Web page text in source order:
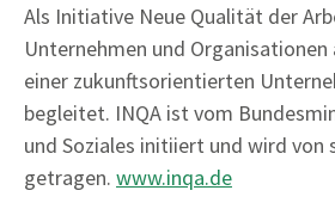
Als Initiative Neue Qualität der
Unternehmen und Organisationen
einer zukunftsorientierten
begleitet. INQA ist vom
und Soziales initiiert und wird von
getragen. www.inqa.de